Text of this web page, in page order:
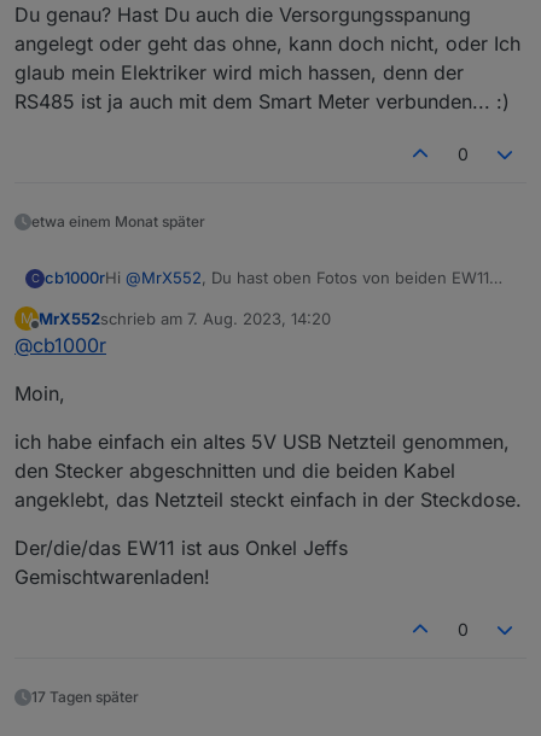
Du genau? Hast Du auch die Versorgungsspanung
angelegt oder geht das ohne, kann doch nicht, oder Ich
glaub mein Elektriker wird mich hassen, denn der
RS485 ist ja auch mit dem Smart Meter verbunden... :)
0
etwa einem Monat später
C cb1000rHi @MrX552, Du hast oben Fotos von beiden EW11
hast Du genau? Hast Du auch die
Versorgungsspanung angelegt oder geht das ohne,
M
Offline
MrX552schrieb am 7. Aug. 2023, 14:20
zuletzt editiert von
@cb1000r
Moin,
ich habe einfach ein altes 5V USB Netzteil genommen,
den Stecker abgeschnitten und die beiden Kabel
angeklebt, das Netzteil steckt einfach in der Steckdose.
Der/die/das EW11 ist aus Onkel Jeffs
Gemischtwarenladen!
0
17 Tagen später